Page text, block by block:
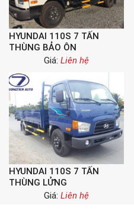
HYUNDAI 110S 7 TẤN
THÙNG BẢO ÔN
Giá: Liên hệ
HYUNDAI 110S 7 TẤN
THÙNG LỬNG
Giá: Liên hệ